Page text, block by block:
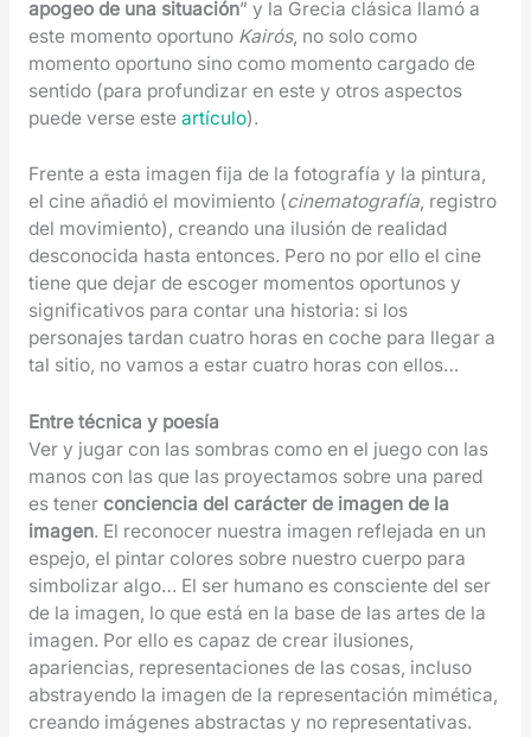
apogeo de una situación” y la Grecia clásica llamó a
este momento oportuno Kairós, no solo como
momento oportuno sino como momento cargado de
sentido(para profundizar en este y otros aspectos
puede verse este artículo).
Frente a esta imagen fija de la fotografía y la pintura,
el cine añadió el movimiento (cinematografía, registro
del movimiento), creando una ilusión de realidad
desconocida hasta entonces. Pero no por ello el cine
tiene que dejar de escoger momentos oportunos y
significativos para contar una historia: si los
personajes tardan cuatro horas en coche para llegar a
tal sitio, no vamos a estar cuatro horas con ellos…
Entre técnica y poesía
Ver y jugar con las sombras como en el juego con las
manos con las que las proyectamos sobre una pared
es tener conciencia del carácter de imagen de la
imagen. El reconocer nuestra imagen reflejada en un
espejo, el pintar colores sobre nuestro cuerpo para
simbolizar algo… El ser humano es consciente del ser
de la imagen, lo que está en la base de las artes de la
imagen. Por ello es capaz de crear ilusiones,
apariencias, representaciones de las cosas, incluso
abstrayendo la imagen de la representación mimética,
creando imágenes abstractas y no representativas.